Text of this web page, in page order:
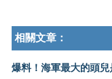
相關文章：
爆料！海軍最大的頭兒